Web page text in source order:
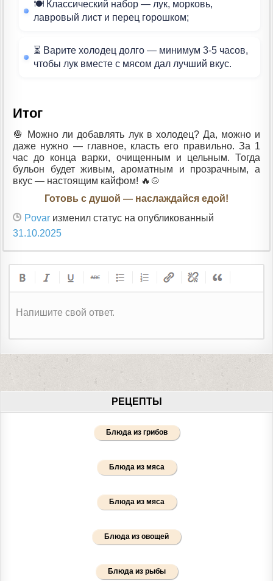
🍽 Классический набор — лук, морковь,
лавровый лист и перец горошком;
⏳ Варите холодец долго — минимум 3-5 часов,
чтобы лук вместе с мясом дал лучший вкус.
Итог
🧅 Можно ли добавлять лук в холодец? Да, можно и
даже нужно — главное, класть его правильно. За 1
час до конца варки, очищенным и цельным. Тогда
бульон будет живым, ароматным и прозрачным, а
вкус — настоящим кайфом! 🔥🍲
Готовь с душой — наслаждайся едой!
Povar изменил статус на опубликованный
31.10.2025
Напишите свой ответ.
РЕЦЕПТЫ
Блюда из грибов
Блюда из мяса
Блюда из мяса
Блюда из овощей
Блюда из рыбы